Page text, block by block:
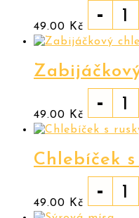
49.00 Kč -
49.00 Kč -
Chlebíček
49.00 Kč -